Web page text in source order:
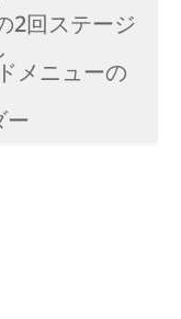
2回ステージ
メニューの
ー